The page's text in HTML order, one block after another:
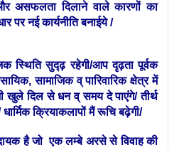
असफलता दिलाने वाले कारणों का
नई कार्यनीति बनाईये /
स्थिति सुद्ढ़ रहेगी/आप दृढ़ता पूर्वक
सामाजिक व् पारिवारिक क्षेत्र में
खुले दिल से धन व् समय दे पाएंगे/ तीर्थ
क्रियाकलापों मैं रूचि बढ़ेगी/
है जोएक लम्बे अरसे से विवाह की